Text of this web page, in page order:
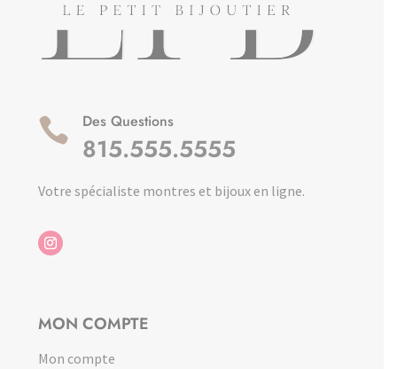
 Des Questions
815.555.5555
Votre spécialiste montres et bijoux en ligne.
MON COMPTE
Mon compte